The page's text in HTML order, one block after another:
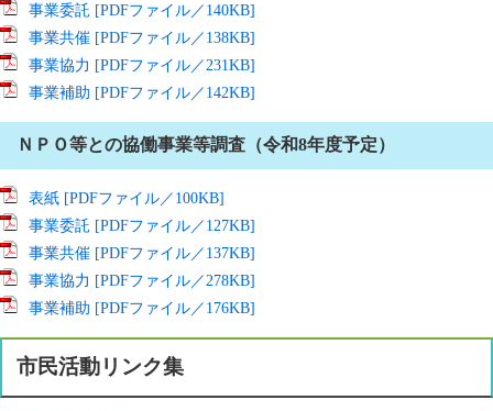
事業委託 [PDFファイル／140KB]
事業共催 [PDFファイル／138KB]
事業協力 [PDFファイル／231KB]
事業補助 [PDFファイル／142KB]
ＮＰＯ等との協働事業等調査（令和8年度予定）
表紙 [PDFファイル／100KB]
事業委託 [PDFファイル／127KB]
事業共催 [PDFファイル／137KB]
事業協力 [PDFファイル／278KB]
事業補助 [PDFファイル／176KB]
市民活動リンク集